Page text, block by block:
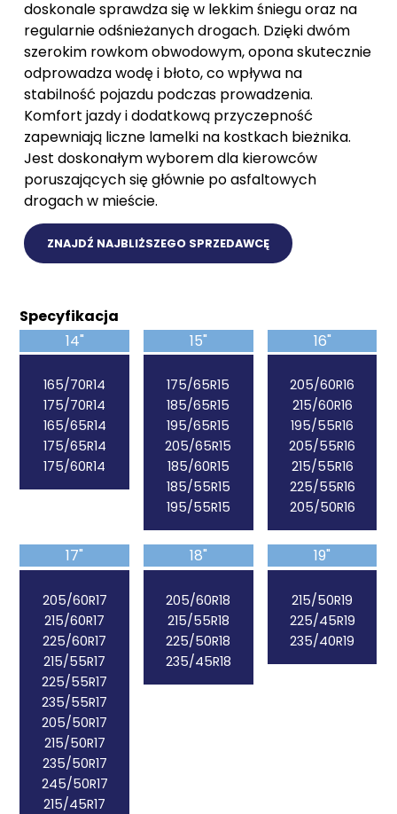
doskonale sprawdza się w lekkim śniegu oraz na
regularnie odśnieżanych drogach. Dzięki dwóm
szerokim rowkom obwodowym, opona skutecznie
odprowadza wodę i błoto, co wpływa na
stabilność pojazdu podczas prowadzenia.
Komfort jazdy i dodatkową przyczepność
zapewniają liczne lamelki na kostkach bieżnika.
Jest doskonałym wyborem dla kierowców
poruszających się głównie po asfaltowych
drogach w mieście.
ZNAJDŹ NAJBLIŻSZEGO SPRZEDAWCĘ
Specyfikacja
14"
165/70R14
175/70R14
165/65R14
175/65R14
175/60R14
15"
175/65R15
185/65R15
195/65R15
205/65R15
185/60R15
185/55R15
195/55R15
16"
205/60R16
215/60R16
195/55R16
205/55R16
215/55R16
225/55R16
205/50R16
17"
205/60R17
215/60R17
225/60R17
215/55R17
225/55R17
235/55R17
205/50R17
215/50R17
235/50R17
245/50R17
215/45R17
18"
205/60R18
215/55R18
225/50R18
235/45R18
19"
215/50R19
225/45R19
235/40R19